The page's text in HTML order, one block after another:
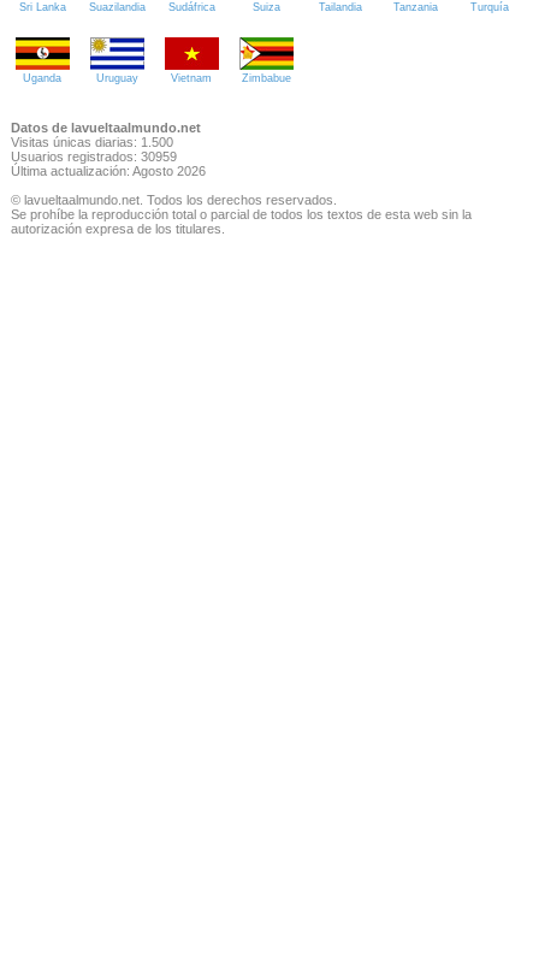
Sri Lanka Suazilandia Sudáfrica Suiza Tailandia Tanzania Turquía
Uganda Uruguay Vietnam Zimbabue
Datos de lavueltaalmundo.net
Visitas únicas diarias: 1.500
Usuarios registrados: 30959
Última actualización: Agosto 2026
© lavueltaalmundo.net. Todos los derechos reservados.
Se prohíbe la reproducción total o parcial de todos los textos de esta web sin la
autorización expresa de los titulares.